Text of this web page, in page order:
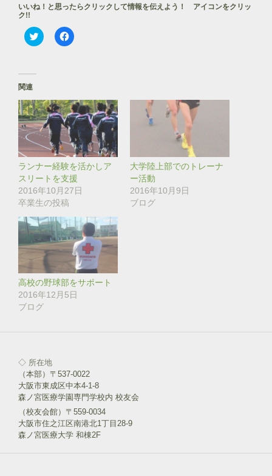
いいね！と思ったらクリックして情報を伝えよう！ アイコンをクリッ
ク!!
ク
リ
i
t
t
e
r
で
共
有
(
新
し
い
ウ
ィ
ン
ド
ウ
で
開
き
ま
す
)
F
a
で
共
有
す
る
に
は
ク
リ
ッ
ク
し
て
さ
い
(
新
し
い
ウ
ィ
ン
ド
ウ
す
関連
ランナー経験を活かしア
スリートを支援
2016年10月27日
卒業生の投稿
大学陸上部でのトレーナ
ー活動
2016年10月9日
ブログ
高校の野球部をサポート
2016年12月5日
ブログ
◇ 所在地
（本部）〒537-0022
大阪市東成区中本4-1-8
森ノ宮医療学園専門学校内 校友会
（校友会館）〒559-0034
大阪市住之江区南港北1丁目28-9
森ノ宮医療大学 和棟2F